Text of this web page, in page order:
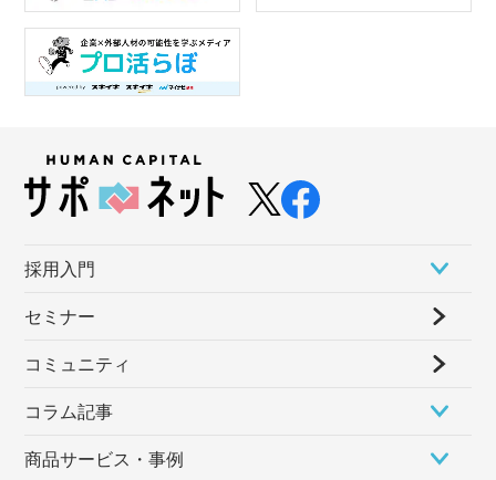
採⽤⼊⾨
セミナー
コミュニティ
コラム記事
商品サービス・事例